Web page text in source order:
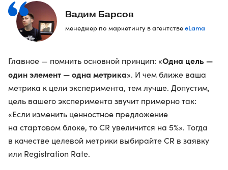
Вадим Барсов
менеджер по маркетингу в агентствеeLama
Главное — помнить основной принцип: «Одна цель —
один элемент — одна метрика». И чем ближе ваша
метрика к цели эксперимента, тем лучше. Допустим,
цель вашего эксперимента звучит примерно так:
«Если изменить ценностное предложение
на стартовом блоке, то CR увеличится на 5%». Тогда
в качестве целевой метрики выбирайте CR в заявку
или Registration Rate.